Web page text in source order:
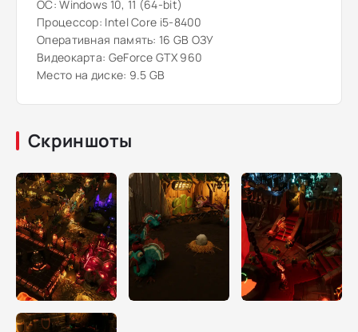
ОС: Windows 10, 11 (64-bit)
Процессор: Intel Core i5-8400
Оперативная память: 16 GB ОЗУ
Видеокарта: GeForce GTX 960
Место на диске: 9.5 GB
Скриншоты